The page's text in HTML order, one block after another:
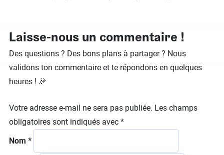
Laisse-nous un commentaire !
Des questions ? Des bons plans à partager ? Nous
validons ton commentaire et te répondons en quelques
heures ! 🎉
Votre adresse e-mail ne sera pas publiée. Les champs
obligatoires sont indiqués avec *
Nom *